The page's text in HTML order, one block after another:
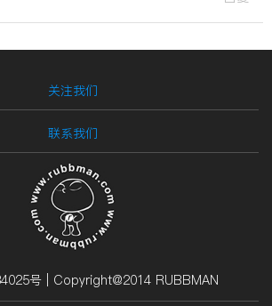
关注我们
联系我们
号 | Copyright@2014 RUBBMAN